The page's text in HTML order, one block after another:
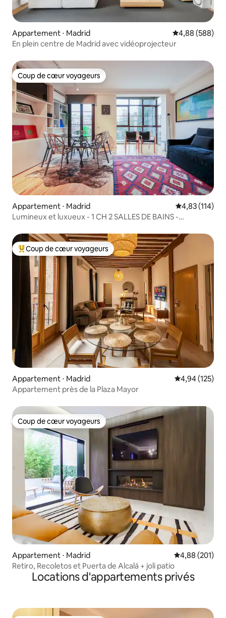
Appartement ⋅ Madrid Évaluation
4,88 (588)
En plein centre de Madrid avec vidéoprojecteur
Coup de cœur voyageurs
Coup de cœur voyageurs
Appartement ⋅ Madrid Évaluation
4,83 (114)
Lumineux et luxueux - 1 CH 2 SALLES DE BAINS -
Coups de cœur voyageurs les plus appréciés
Coup de cœur voyageurs
Appartement ⋅ Madrid Évaluation
4,94 (125)
Appartement près de la Plaza Mayor
Coup de cœur voyageurs
Coup de cœur voyageurs
Appartement ⋅ Madrid Évaluation
4,88 (201)
Retiro, Recoletos et Puerta de Alcalá + joli patio
Locations d'appartements privés